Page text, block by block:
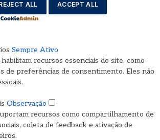
ALL ACCEPT ALL
Sempre Ativo
recursos essenciais do site, como
de preferências de consentimento. Eles não
Observação
recursos como compartilhamento de
coleta de feedback e ativação de